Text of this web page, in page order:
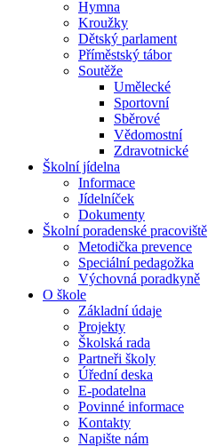
Hymna
Kroužky
Dětský parlament
Příměstský tábor
Soutěže
Umělecké
Sportovní
Sběrové
Vědomostní
Zdravotnické
Školní jídelna
Informace
Jídelníček
Dokumenty
Školní poradenské pracoviště
Metodička prevence
Speciální pedagožka
Výchovná poradkyně
O škole
Základní údaje
Projekty
Školská rada
Partneři školy
Úřední deska
E-podatelna
Povinné informace
Kontakty
Napište nám